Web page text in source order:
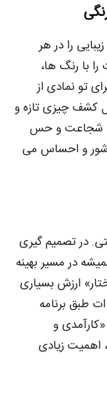
را در هر
با رنگ‌ ها،
تو نمادی از
کشف چیزی تازه و
شجاعت و حس
شور و احساس می‌
در تصمیم‌ گیری‌
در مسیر بهینه
ارزش بسیاری
طبق برنامه
و
اهمیت زیادی